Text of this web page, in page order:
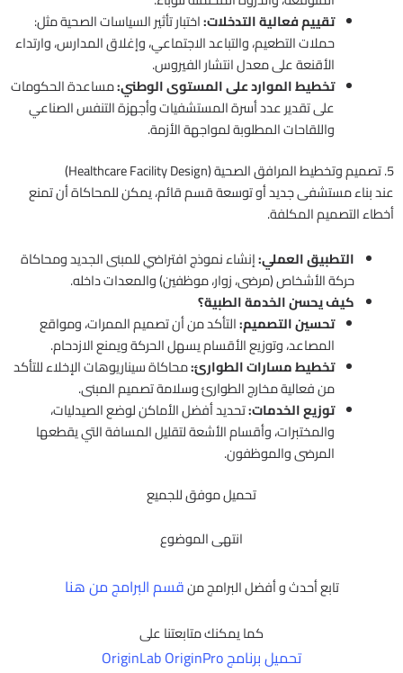
تقييم فعالية التدخلات:اختبار تأثير السياسات الصحية مثل:
حملات التطعيم، والتباعد الاجتماعي، وإغلاق المدارس، وارتداء
الأقنعة على معدل انتشار الفيروس.
تخطيط الموارد على المستوى الوطني:مساعدة الحكومات
على تقدير عدد أسرة المستشفيات وأجهزة التنفس الصناعي
واللقاحات المطلوبة لمواجهة الأزمة.
5. تصميم وتخطيط المرافق الصحية (Healthcare Facility Design)
عند بناء مستشفى جديد أو توسعة قسم قائم، يمكن للمحاكاة أن تمنع
أخطاء التصميم المكلفة.
التطبيق العملي:إنشاء نموذج افتراضي للمبنى الجديد ومحاكاة
حركة الأشخاص (مرضى، زوار، موظفين) والمعدات داخله.
كيف يحسن الخدمة الطبية؟
تحسين التصميم:التأكد من أن تصميم الممرات، ومواقع
المصاعد، وتوزيع الأقسام يسهل الحركة ويمنع الازدحام.
تخطيط مسارات الطوارئ:محاكاة سيناريوهات الإخلاء للتأكد
من فعالية مخارج الطوارئ وسلامة تصميم المبنى.
توزيع الخدمات:تحديد أفضل الأماكن لوضع الصيدليات،
والمختبرات، وأقسام الأشعة لتقليل المسافة التي يقطعها
المرضى والموظفون.
تحميل موفق للجميع
انتهى الموضوع
تابع أحدث و أفضل البرامج منقسم البرامج من هنا
كما يمكنك متابعتنا على
تحميل برنامج OriginLab OriginPro